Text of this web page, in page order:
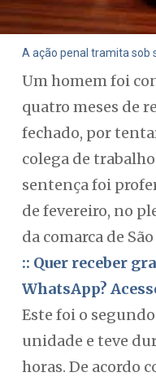
A ação penal tramita sob
Um homem foi
quatro meses de
fechado, por
colega de
sentença foi
de fevereiro, no
da comarca de
:: Quer receber
WhatsApp?
Este foi o
unidade e teve
horas. De acordo